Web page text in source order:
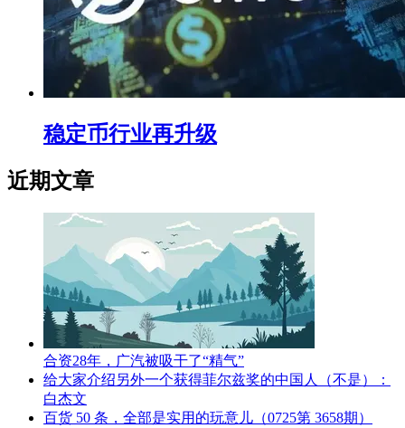
稳定币行业再升级
近期文章
合资28年，广汽被吸干了“精气”
给大家介绍另外一个获得菲尔兹奖的中国人（不是）：
白杰文
百货 50 条，全部是实用的玩意儿（0725第 3658期）